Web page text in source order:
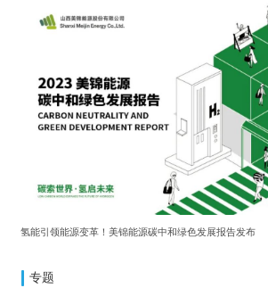
氢能引领能源变革！美锦能源碳中和绿色发展报告发布
专题